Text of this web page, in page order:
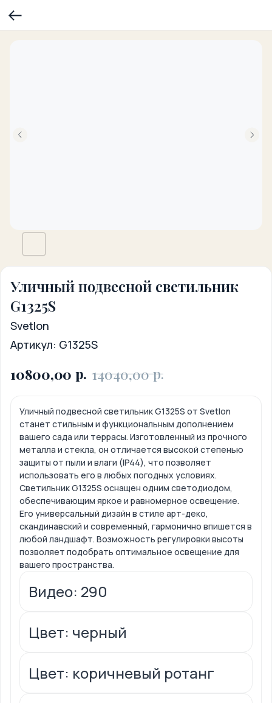
Уличный подвесной светильник
G1325S
Svetlon
Артикул: G1325S
10800,00 р. 14040,00 р.
Уличный подвесной светильник G1325S от Svetlon
станет стильным и функциональным дополнением
вашего сада или террасы. Изготовленный из прочного
металла и стекла, он отличается высокой степенью
защиты от пыли и влаги (IP44), что позволяет
использовать его в любых погодных условиях.
Светильник G1325S оснащен одним светодиодом,
обеспечивающим яркое и равномерное освещение.
Его универсальный дизайн в стиле арт-деко,
скандинавский и современный, гармонично впишется в
любой ландшафт. Возможность регулировки высоты
позволяет подобрать оптимальное освещение для
вашего пространства.
Видео: 290
Цвет: черный
Цвет: коричневый ротанг